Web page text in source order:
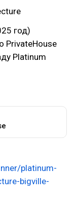
год)
PrivateHouse
Platinum
platinum-
bigville-